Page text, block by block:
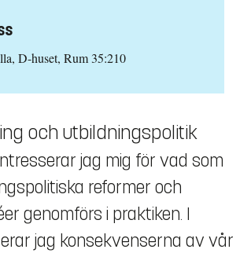
D-huset, Rum 35:210
och utbildningspolitik
jag mig för vad som
reformer och
genomförs i praktiken. I
jag konsekvenserna av vår